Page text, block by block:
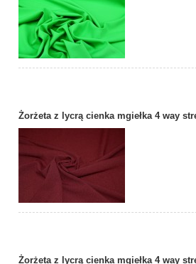
Żorżeta z lycrą cienka mgiełka 4 way
Żorżeta z lycrą cienka mgiełka 4 way